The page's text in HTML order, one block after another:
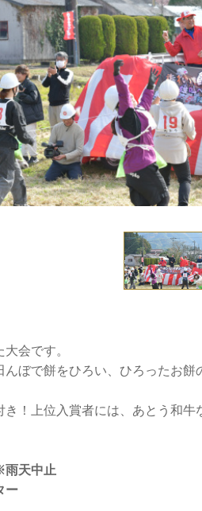
会です。
ぼで餅をひろい、ひろったお餅
！上位入賞者には、あとう和牛
雨天中止
ー